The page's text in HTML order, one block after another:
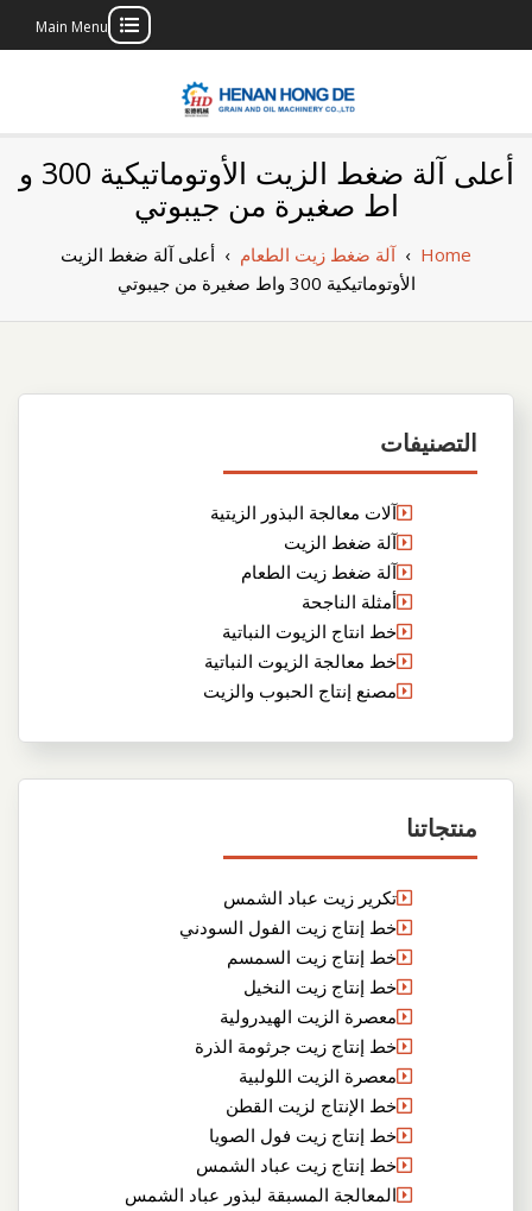
Main Menu
بناء مصنع إنتاج
الزيوت النباتية
الخاص بك
أعلى آلة ضغط الزيت الأوتوماتيكية 300 و
اط صغيرة من جيبوتي
Home
›آلة ضغط زيت الطعام › أعلى آلة ضغط الزيت
الأوتوماتيكية 300 واط صغيرة من جيبوتي
التصنيفات
آلات معالجة البذور الزيتية
آلة ضغط الزيت
آلة ضغط زيت الطعام
أمثلة الناجحة
خط انتاج الزيوت النباتية
خط معالجة الزيوت النباتية
مصنع إنتاج الحبوب والزيت
منتجاتنا
تكرير زيت عباد الشمس
خط إنتاج زيت الفول السودني
خط إنتاج زيت السمسم
خط إنتاج زيت النخيل
معصرة الزيت الهيدرولية
خط إنتاج زيت جرثومة الذرة
معصرة الزيت اللولبية
خط الإنتاج لزيت القطن
خط إنتاج زيت فول الصويا
خط إنتاج زيت عباد الشمس
المعالجة المسبقة لبذور عباد الشمس